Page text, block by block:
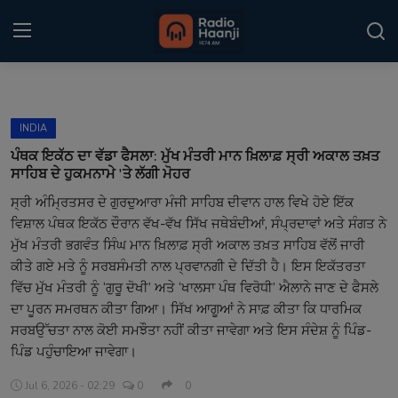
Home
Punjabi Podcast
Kitaab Kahani
Gallery
Sponsors
Matrimonial
Event
INDIA
ਪੰਥਕ ਇਕੱਠ ਦਾ ਵੱਡਾ ਫੈਸਲਾ: ਮੁੱਖ ਮੰਤਰੀ ਮਾਨ ਖ਼ਿਲਾਫ਼ ਸ੍ਰੀ ਅਕਾਲ ਤਖ਼ਤ
ਸਾਹਿਬ ਦੇ ਹੁਕਮਨਾਮੇ 'ਤੇ ਲੱਗੀ ਮੋਹਰ
ਸ੍ਰੀ ਅੰਮ੍ਰਿਤਸਰ ਦੇ ਗੁਰਦੁਆਰਾ ਮੰਜੀ ਸਾਹਿਬ ਦੀਵਾਨ ਹਾਲ ਵਿਖੇ ਹੋਏ ਇੱਕ
ਵਿਸ਼ਾਲ ਪੰਥਕ ਇਕੱਠ ਦੌਰਾਨ ਵੱਖ-ਵੱਖ ਸਿੱਖ ਜਥੇਬੰਦੀਆਂ, ਸੰਪ੍ਰਦਾਵਾਂ ਅਤੇ ਸੰਗਤ ਨੇ
ਮੁੱਖ ਮੰਤਰੀ ਭਗਵੰਤ ਸਿੰਘ ਮਾਨ ਖ਼ਿਲਾਫ਼ ਸ੍ਰੀ ਅਕਾਲ ਤਖ਼ਤ ਸਾਹਿਬ ਵੱਲੋਂ ਜਾਰੀ
ਕੀਤੇ ਗਏ ਮਤੇ ਨੂੰ ਸਰਬਸੰਮਤੀ ਨਾਲ ਪ੍ਰਵਾਨਗੀ ਦੇ ਦਿੱਤੀ ਹੈ। ਇਸ ਇਕੱਤਰਤਾ
ਵਿੱਚ ਮੁੱਖ ਮੰਤਰੀ ਨੂੰ ‘ਗੁਰੂ ਦੋਖੀ’ ਅਤੇ ‘ਖਾਲਸਾ ਪੰਥ ਵਿਰੋਧੀ’ ਐਲਾਨੇ ਜਾਣ ਦੇ ਫੈਸਲੇ
ਦਾ ਪੂਰਨ ਸਮਰਥਨ ਕੀਤਾ ਗਿਆ। ਸਿੱਖ ਆਗੂਆਂ ਨੇ ਸਾਫ਼ ਕੀਤਾ ਕਿ ਧਾਰਮਿਕ
ਸਰਬਉੱਚਤਾ ਨਾਲ ਕੋਈ ਸਮਝੌਤਾ ਨਹੀਂ ਕੀਤਾ ਜਾਵੇਗਾ ਅਤੇ ਇਸ ਸੰਦੇਸ਼ ਨੂੰ ਪਿੰਡ-
ਪਿੰਡ ਪਹੁੰਚਾਇਆ ਜਾਵੇਗਾ।
Jul 6, 2026 - 02:29 0 0